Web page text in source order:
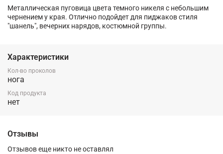
Металлическая пуговица цвета темного никеля с небольшим
чернением у края. Отлично подойдет для пиджаков стиля
"шанель", вечерних нарядов, костюмной группы.
Характеристики
Кол-во проколов
нога
Код продукта
нет
Отзывы
Отзывов еще никто не оставлял